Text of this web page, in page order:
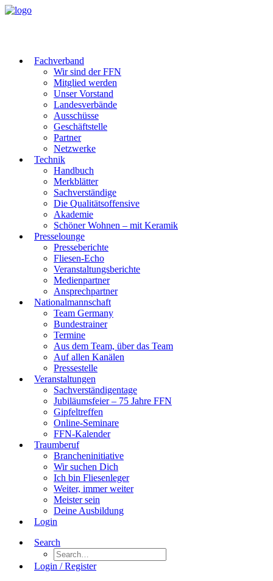
Fachverband
Wir sind der FFN
Mitglied werden
Unser Vorstand
Landesverbände
Ausschüsse
Geschäftstelle
Partner
Netzwerke
Technik
Handbuch
Merkblätter
Sachverständige
Die Qualitätsoffensive
Akademie
Schöner Wohnen – mit Keramik
Presselounge
Presseberichte
Fliesen-Echo
Veranstaltungsberichte
Medienpartner
Ansprechpartner
Nationalmannschaft
Team Germany
Bundestrainer
Termine
Aus dem Team, über das Team
Auf allen Kanälen
Pressestelle
Veranstaltungen
Sachverständigentage
Jubiläumsfeier – 75 Jahre FFN
Gipfeltreffen
Online-Seminare
FFN-Kalender
Traumberuf
Brancheninitiative
Wir suchen Dich
Ich bin Fliesenleger
Weiter, immer weiter
Meister sein
Deine Ausbildung
Login
Search
Login / Register